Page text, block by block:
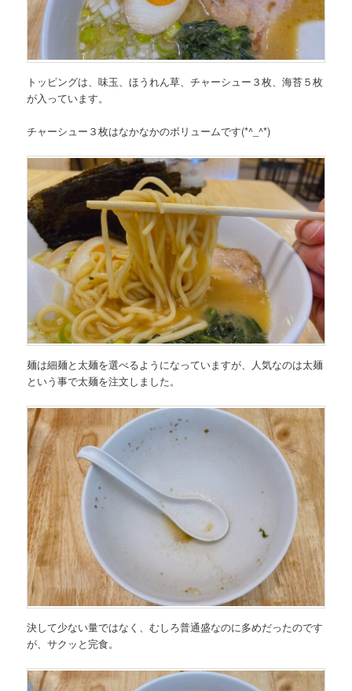
トッピングは、味玉、ほうれん草、チャーシュー３枚、海苔５枚
が入っています。
チャーシュー３枚はなかなかのボリュームです(*^_^*)
麺は細麺と太麺を選べるようになっていますが、人気なのは太麺
という事で太麺を注文しました。
決して少ない量ではなく、むしろ普通盛なのに多めだったのです
が、サクッと完食。